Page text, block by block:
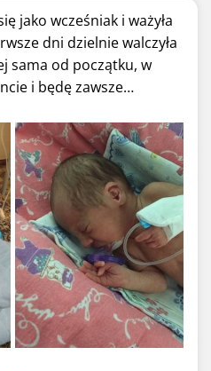
jako wcześniak i ważyła
dni dzielnie walczyła
sama od początku, w
i będę zawsze…